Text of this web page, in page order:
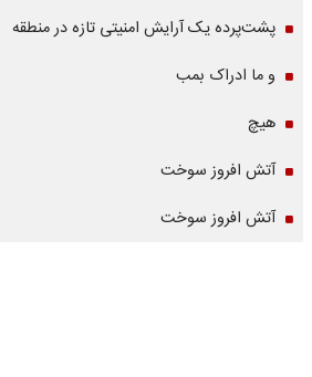
پشت‌پرده یک آرایش امنیتی تازه در منطقه
و ما ادراک بمب
هیچ
آتش افروز سوخت
آتش افروز سوخت